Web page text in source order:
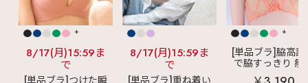
ルームウェアの商品情
報 ・下着にまつわる最
新情報 などなど毎日
更新中🪄 ☞〖
@aimerfeel_official
♡┈┈┈┈┈┈┈┈┈
+
8/17(月)15:59ま
で
8/17(月)15:59ま
で
+
[単品ブラ]脇高設
で脇すっきり 痩
見えブラ
カシ